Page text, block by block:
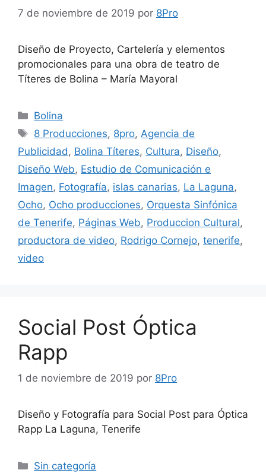
7 de noviembre de 2019 por 8Pro
Diseño de Proyecto, Cartelería y elementos
promocionales para una obra de teatro de
Títeres de Bolina – María Mayoral
Bolina
8 Producciones, 8pro, Agencia de
Publicidad , Bolina Títeres, Cultura, Diseño,
Diseño Web, Estudio de Comunicación e
Imagen, Fotografía, islas canarias, La Laguna,
Ocho, Ocho producciones, Orquesta Sinfónica
de Tenerife, Páginas Web, Produccion Cultural,
productora de video, Rodrigo Cornejo, tenerife,
video
Social Post Óptica
Rapp
1 de noviembre de 2019 por 8Pro
Diseño y Fotografía para Social Post para Óptica
Rapp La Laguna, Tenerife
Sin categoría